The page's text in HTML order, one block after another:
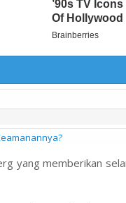
yang memberikan